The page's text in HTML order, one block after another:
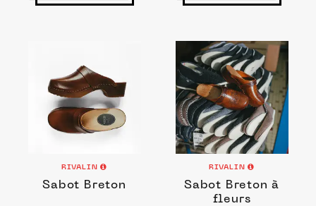
RIVALIN
Sabot Breton
RIVALIN
Sabot Breton à
fleurs